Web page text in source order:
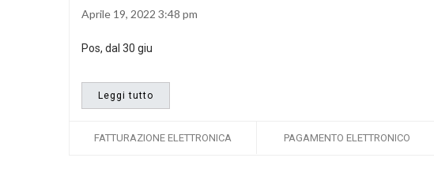
Aprile 19, 2022 3:48 pm
Pos, dal 30 giu
Leggi tutto
FATTURAZIONE ELETTRONICA PAGAMENTO ELETTRONICO